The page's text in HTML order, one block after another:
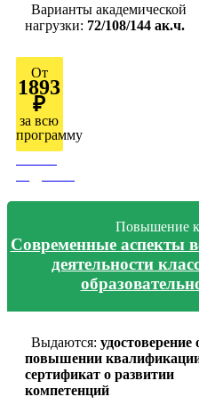
Варианты академической
нагрузки: 72/108/144 ак.ч.
От
1893
₽
за всю
программу
Повышение
Современные аспекты
деятельности
Выдаются: удостоверение
повышении
сертификат о развитии
компетенций